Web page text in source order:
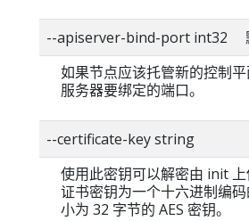
--apiserver-bind-port int32
如果节点应该托管新的控制
服务器要绑定的端口。
--certificate-key string
使用此密钥可以解密由 init 上
证书密钥为一个十六进制编
小为 32 字节的 AES 密钥。